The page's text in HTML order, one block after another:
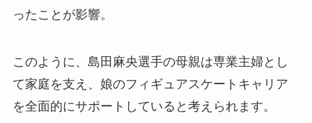
ったことが影響。
このように、島田麻央選手の母親は専業主婦とし
て家庭を支え、娘のフィギュアスケートキャリア
を全面的にサポートしていると考えられます。